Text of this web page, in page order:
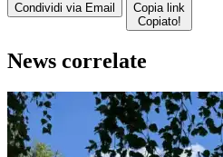
Condividi via Email
Copia link
Copiato!
News correlate